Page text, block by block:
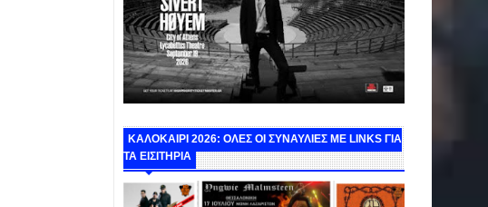
ΚΑΛΟΚΑΙΡΙ 2026: ΟΛΕΣ ΟΙ ΣΥΝΑΥΛΙΕΣ ΜΕ LINKS ΓΙΑ
ΤΑ ΕΙΣΙΤΗΡΙΑ